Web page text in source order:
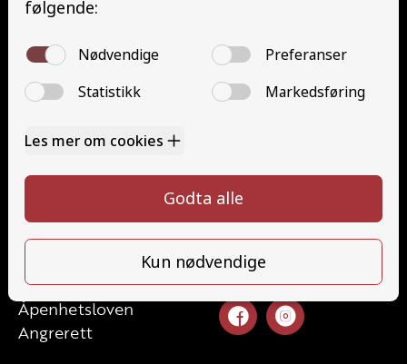
Traktor (T141 og T148)
Trafikalt grunnkurs (TG)
Gods (YDG – YSK)
Person (YDP – YSK)
Kontakt
Priser
Elevside
Kontakt oss
Åpenhetsloven
Angrerett
52 70 87 90
post@haugaland-as.no
Følg oss